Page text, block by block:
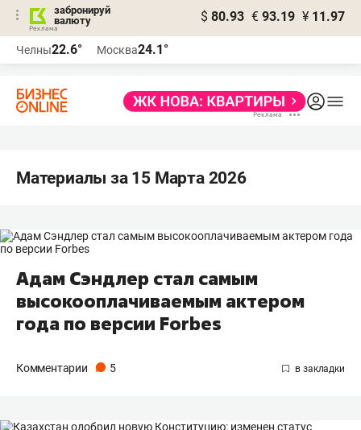
забронируй
валюту
$ 80.93 € 93.19 ¥ 11.97
Челны22.6° Москва24.1°
Материалы за 15 Марта 2026
Адам Сэндлер стал самым
высокооплачиваемым актером
года по версии Forbes
Комментарии 5